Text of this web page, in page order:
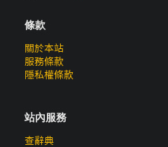
條款
關於本站
服務條款
隱私權條款
站內服務
查辭典